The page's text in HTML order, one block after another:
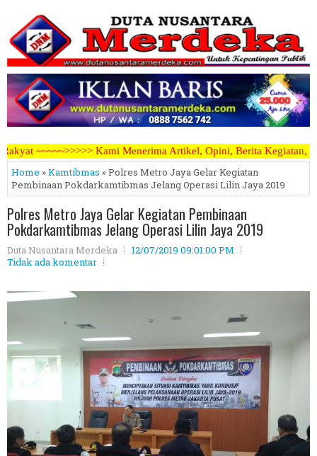
Artikel, Opini, Berita Kegiatan, Iklan Pariwara dapat
Home »Kamtibmas » Polres Metro Jaya Gelar Kegiatan
Pembinaan Pokdarkamtibmas Jelang Operasi Lilin Jaya 2019
Polres Metro Jaya Gelar Kegiatan Pembinaan
Pokdarkamtibmas Jelang Operasi Lilin Jaya 2019
Duta Nusantara Merdeka
12/07/2019 09:01:00 PM
Tidak ada komentar